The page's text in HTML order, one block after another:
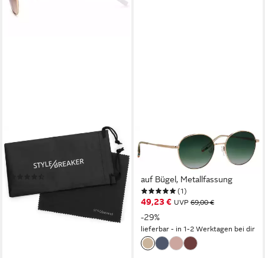
STYLEBREAKER
Sonnenbrille Pilotenbrille mit
Strass Edle Fliegerbrille (1-St)
lieferbar - in 2-3 Werktagen bei dir
TOM TAILOR
Sonnenbrille Modell 675000
Form Rund, Logoschriftzug
auf Bügel, Metallfassung
(1)
49,23 € UVP 69,00 €
-29%
lieferbar - in 1-2 Werktagen bei dir